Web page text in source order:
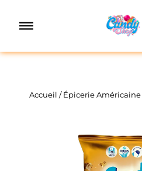
Accueil /Épicerie Américaine